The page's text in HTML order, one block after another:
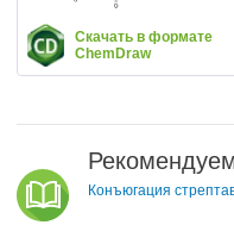
Скачать в формате
ChemDraw
Конъюгация